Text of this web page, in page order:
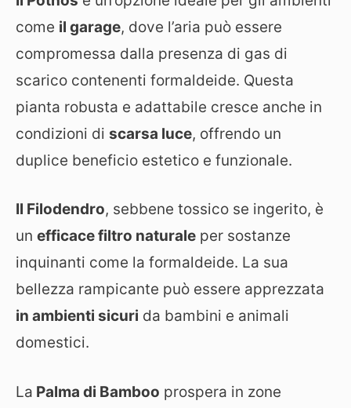
come il garage, dove l’aria può essere
compromessa dalla presenza di gas di
scarico contenenti formaldeide. Questa
pianta robusta e adattabile cresce anche in
condizioni di scarsa luce, offrendo un
duplice beneficio estetico e funzionale.
Il Filodendro, sebbene tossico se ingerito, è
un efficace filtro naturale per sostanze
inquinanti come la formaldeide. La sua
bellezza rampicante può essere apprezzata
in ambienti sicuri da bambini e animali
domestici.
La Palma di Bamboo prospera in zone